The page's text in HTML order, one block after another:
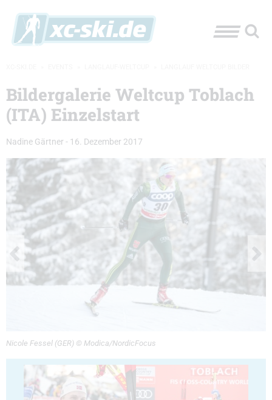
Bildergalerie Weltcup Toblach
(ITA) Einzelstart
Nadine Gärtner - 16. Dezember 2017
Nicole Fessel (GER) © Modica/NordicFocus